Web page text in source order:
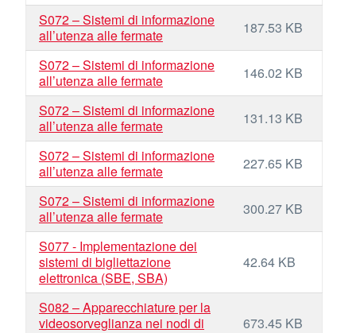
S072 – Sistemi di informazione
all’utenza alle fermate
187.53 KB
S072 – Sistemi di informazione
all’utenza alle fermate
146.02 KB
S072 – Sistemi di informazione
all’utenza alle fermate
131.13 KB
S072 – Sistemi di informazione
all’utenza alle fermate
227.65 KB
S072 – Sistemi di informazione
all’utenza alle fermate
300.27 KB
S077 - Implementazione dei
sistemi di bigliettazione
elettronica (SBE, SBA)
42.64 KB
S082 – Apparecchiature per la
videosorveglianza nei nodi di
673.45 KB